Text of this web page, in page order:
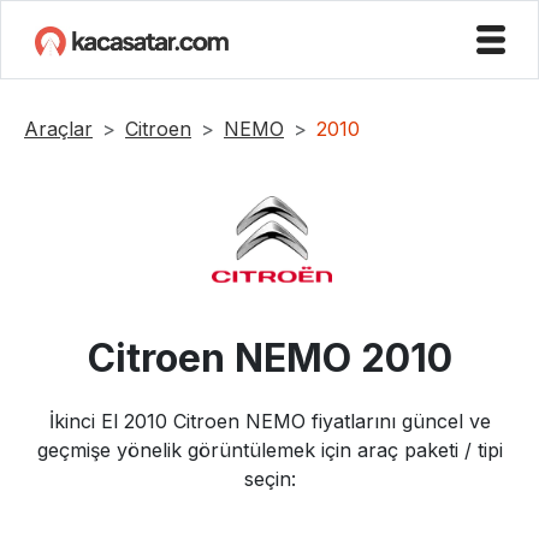
Araçlar Citroen NEMO 2010
Citroen NEMO 2010
İkinci El 2010 Citroen NEMO fiyatlarını güncel ve
geçmişe yönelik görüntülemek için araç paketi / tipi
seçin: